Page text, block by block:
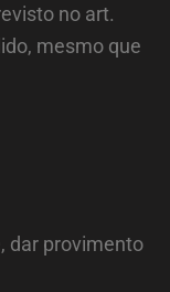
no art.
mesmo que
dar provimento